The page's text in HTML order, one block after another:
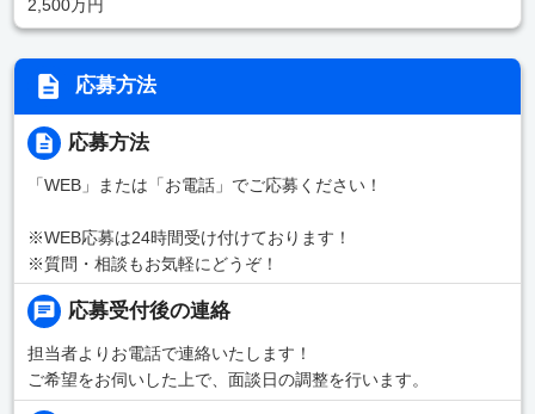
2,500万円
応募方法
応募方法
「WEB」または「お電話」でご応募ください！
※WEB応募は24時間受け付けております！
※質問・相談もお気軽にどうぞ！
応募受付後の連絡
担当者よりお電話で連絡いたします！
ご希望をお伺いした上で、面談日の調整を行います。